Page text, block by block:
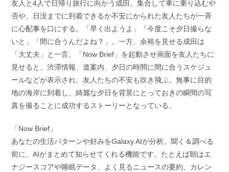
友人と4人で日帰り旅行に向かう成田。集合して車に乗り込むや
否や、日没までに到着できるか不安にかられた友人たちが一斉
に心配事を口にする。「早く出ようよ」「今度こそ夕日撮らな
いと」「間に合うんだよね？」。一方、余裕を見せる成田は
「大丈夫」と一言。「Now Brief」を起動させ画面を友人たちに
見せると、渋滞情報、道案内、夕日の時間に間に合うスケジュ
ールなどが表示され、友人たちの不安も吹き飛ぶ。無事に目的
地の海岸に到着し、綺麗な夕日を背景にとっておきの瞬間の写
真を撮ることに成功するストーリーとなっている。
「Now Brief」
あなたの生活パターンや好みをGalaxy AIが分析。聞く＆調べる
前に、AIがまとめて知らせてくれる機能です。たとえば朝はエ
ナジースコアや睡眠データ、よく見るニュースの要約、カレン